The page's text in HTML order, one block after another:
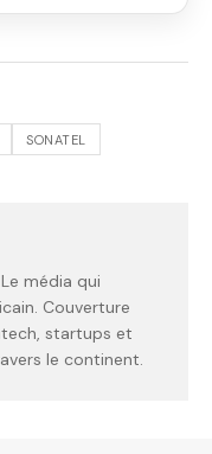
SONATEL
média qui
Couverture
startups et
le continent.